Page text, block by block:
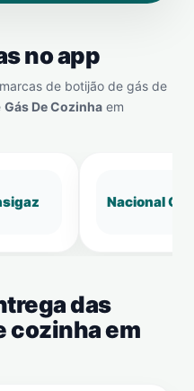
no app
de botijão de gás de
Gás De Cozinha em
Nacional Gás
das
cozinha em